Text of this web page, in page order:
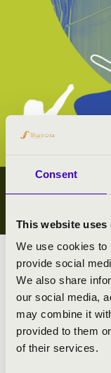
Consent
This website uses
We use cookies to
provide social
We also share
our social media,
may combine it
provided to them
of their services.
IFJÚSÁGI
#zeneóra